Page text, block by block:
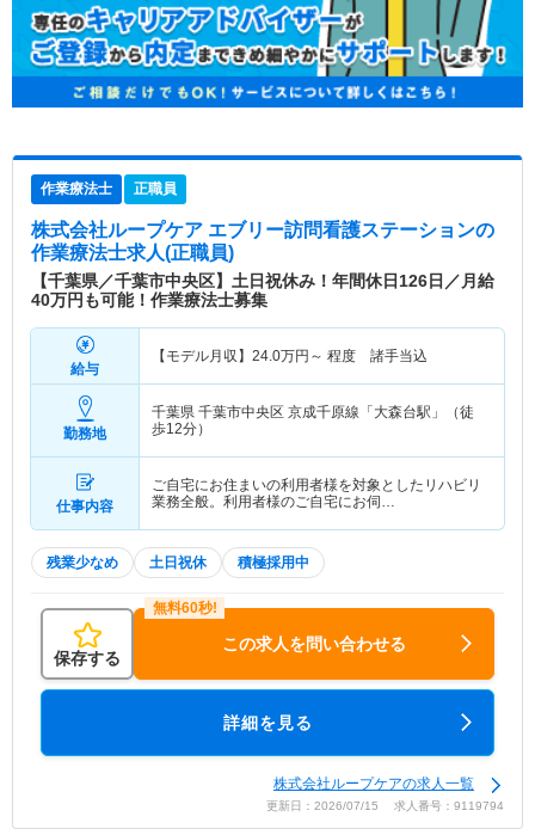
作業療法士 正職員
株式会社ループケア エブリー訪問看護ステーションの
作業療法士求人(正職員)
【千葉県／千葉市中央区】土日祝休み！年間休日126日／月給
40万円も可能！作業療法士募集
給与
【モデル月収】 24.0万円～ 程度 諸手当込
勤務地
千葉県 千葉市中央区 京成千原線「大森台駅」（徒
歩12分）
仕事内容
ご自宅にお住まいの利用者様を対象としたリハビリ
業務全般。利用者様のご自宅にお伺…
残業少なめ 土日祝休 積極採用中
保存する
この求人を問い合わせる
詳細を見る
株式会社ループケアの求人一覧
更新日：2026/07/15 求人番号：9119794